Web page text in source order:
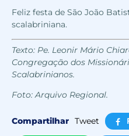
Feliz festa de São João
scalabriniana.
Texto: Pe. Leonir Mário
Congregação dos
Scalabrinianos.
Foto: Arquivo Regional.
Compartilhar Tweet